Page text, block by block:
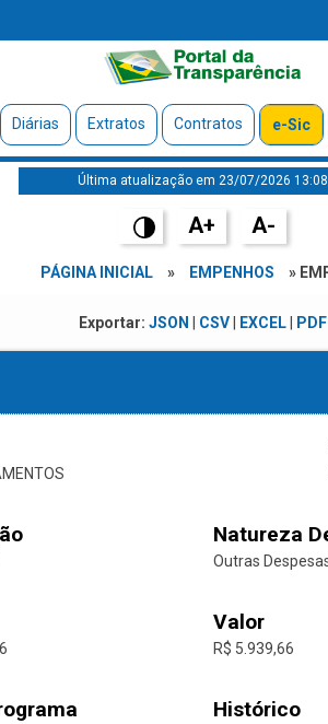
Diárias Extratos Contratos e-Sic
Última atualização em 23/07/2026 13:08
A+ A-
PÁGINA INICIAL » EMPENHOS »
Exportar: JSON CSV| EXCEL| PDF
Natureza
Outras
Valor
R$ 5.939,66
Histórico